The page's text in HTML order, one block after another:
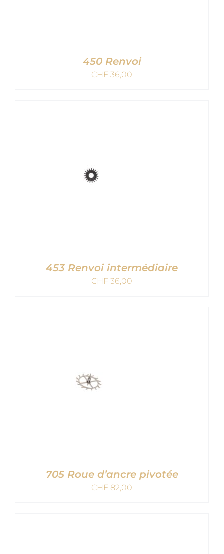
450 Renvoi
CHF 36,00
453 Renvoi intermédiaire
CHF 36,00
705 Roue d’ancre pivotée
CHF 82,00